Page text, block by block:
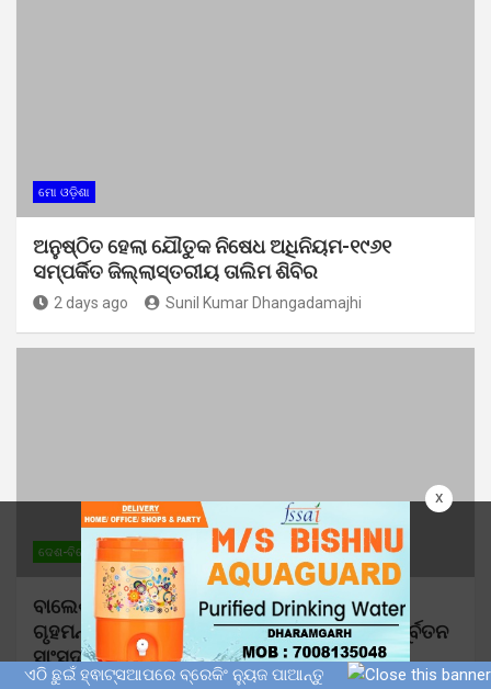
x
ମୋ ଓଡ଼ିଶା
ଅନୁଷ୍ଠିତ ହେଲା ଯୌତୁକ ନିଷେଧ ଅଧିନିୟମ-୧୯୬୧
ସମ୍ପର୍କିତ ଜିଲ୍ଲାସ୍ତରୀୟ ତାଲିମ ଶିବିର
2 days ago Sunil Kumar Dhangadamajhi
ଦେଶ-ବିଦେଶ ମୋ ଓଡ଼ିଶା ରାଜନୀତି
ବାଲେଶ୍ୱରର ବିକାଶ ପ୍ରସଙ୍ଗ ନେଇ କେନ୍ଦ୍ର
ଗୃହମନ୍ତ୍ରୀ ଅମିତ ଶାହଙ୍କ ସହ ଆଲୋଚନା କଲେ ପୂର୍ବତନ
ସାଂସଦ ରବୀନ୍ଦ୍ର ଜେନା
ଏଠି ଛୁଇଁ ହ୍ଵାଟ୍ସଆପରେ ବ୍ରେକିଂ ନ୍ୟୁଜ ପାଆନ୍ତୁ